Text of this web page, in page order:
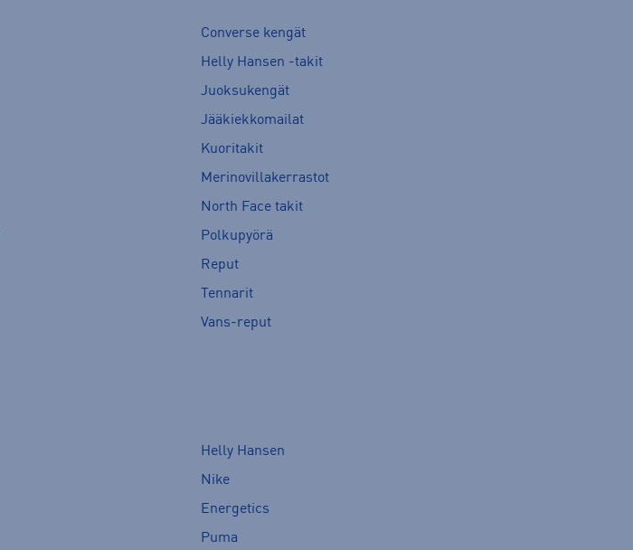
Converse kengät
Helly Hansen -takit
Juoksukengät
Jääkiekkomailat
Kuoritakit
Merinovillakerrastot
North Face takit
Polkupyörä
Reput
Tennarit
Vans-reput
Helly Hansen
Nike
Energetics
Puma